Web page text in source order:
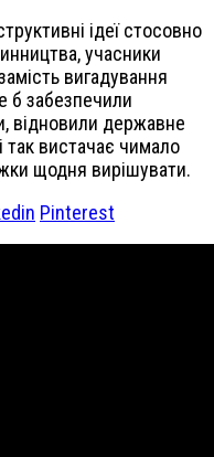
ідеї стосовно
учасники
вигадування
б забезпечили
відновили державне
так вистачає чимало
щодня вирішувати.
Pinterest